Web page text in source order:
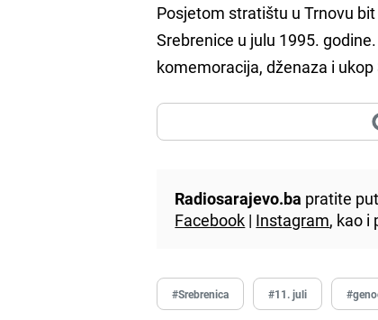
Posjetom stratištu u Trnovu
Srebrenice u julu 1995.
komemoracija, dženaza i
Radiosarajevo.ba pratite
Facebook | Instagram, kao
#Srebrenica #11. juli